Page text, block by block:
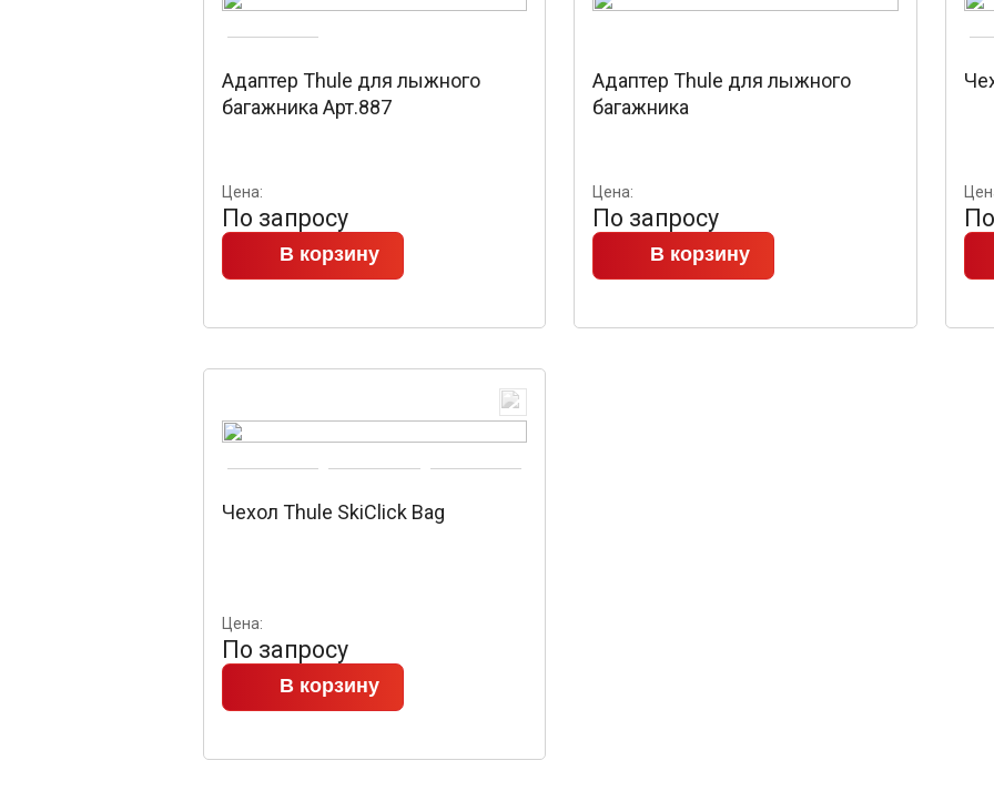
Адаптер Thule для лыжного
багажника Арт.887
Цена:
По запросу
В корзину
Адаптер Thule для лыжного
багажника
Цена:
По запросу
В корзину
Чехол Thule SkiClick Bag
Цена:
По запросу
В корзину